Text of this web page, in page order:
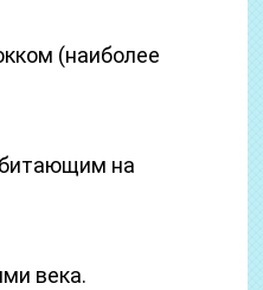
(наиболее
на
века.